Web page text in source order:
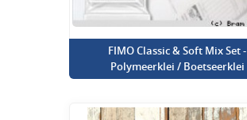
FIMO Classic & Soft Mix Set -
Polymeerklei / Boetseerklei